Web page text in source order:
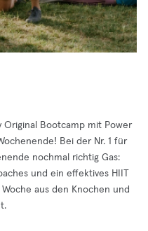
Original Bootcamp mit Power
Bei der Nr. 1 für
nochmal richtig Gas:
und ein effektives HIIT
aus den Knochen und